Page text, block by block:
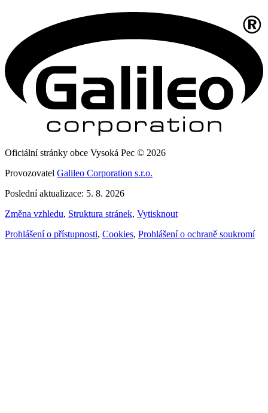
Oficiální stránky obce Vysoká Pec © 2026
Provozovatel Galileo Corporation s.r.o.
Poslední aktualizace: 5. 8. 2026
Změna vzhledu, Struktura stránek, Vytisknout
Prohlášení o přístupnosti, Cookies, Prohlášení o ochraně soukromí